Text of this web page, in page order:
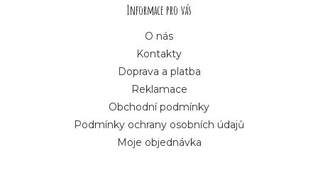
Informace pro vás
O nás
Kontakty
Doprava a platba
Reklamace
Obchodní podmínky
Podmínky ochrany osobních údajů
Moje objednávka